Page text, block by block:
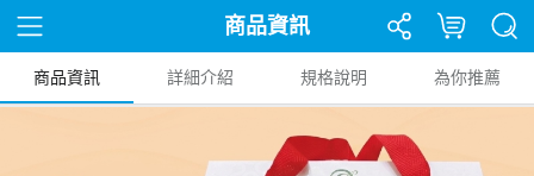
商品資訊
商品資訊 詳細介紹 規格說明 為你推薦